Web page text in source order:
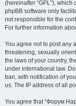
(hereinafter “GPL”),
phpBB software only
not responsible for the
For further information
You agree not to post any
threatening, sexually
the laws of your country,
under international law.
ban, with notification of
us. The IP address of all
You agree that “Форум